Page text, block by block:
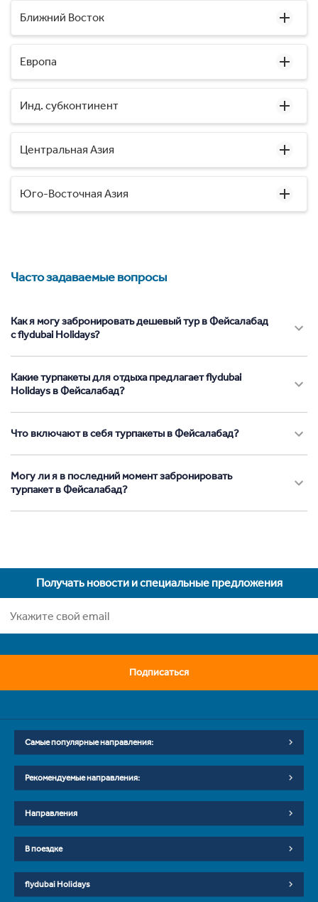
Ближний Восток
Европа
Инд. субконтинент
Центральная Азия
Юго-Восточная Азия
Часто задаваемые вопросы
Как я могу забронировать дешевый тур в Фейсалабад
с flydubai Holidays?
Какие турпакеты для отдыха предлагает flydubai
Holidays в Фейсалабад?
Что включают в себя турпакеты в Фейсалабад?
Могу ли я в последний момент забронировать
турпакет в Фейсалабад?
Получать новости и специальные предложения
Подписаться
Самые популярные направления:
Рекомендуемые направления:
Направления
В поездке
flydubai Holidays